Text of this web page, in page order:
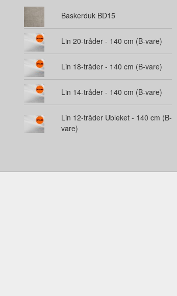
Baskerduk BD15
Lin 20-tråder - 140 cm (B-vare)
Lin 18-tråder - 140 cm (B-vare)
Lin 14-tråder - 140 cm (B-vare)
Lin 12-tråder Ubleket - 140 cm (B-
vare)